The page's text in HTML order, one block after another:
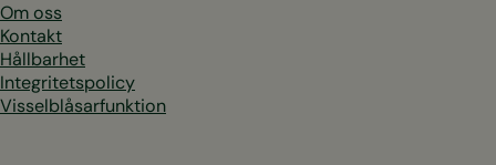
Om oss
Kontakt
Hållbarhet
Integritetspolicy
Visselblåsarfunktion